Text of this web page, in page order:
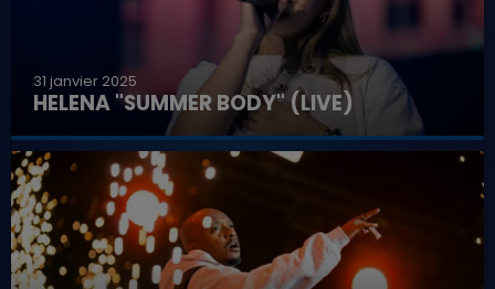
31 janvier 2025
HELENA "SUMMER BODY" (LIVE)